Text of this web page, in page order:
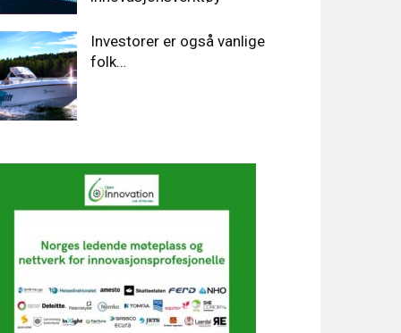
Investorer er også vanlige
folk…